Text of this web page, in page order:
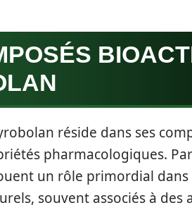
réside dans ses
pharmacologiques.
un rôle primordial dans
souvent associés à